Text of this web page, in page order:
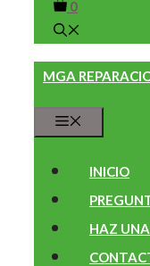
0
MGA
INICIO
HAZ